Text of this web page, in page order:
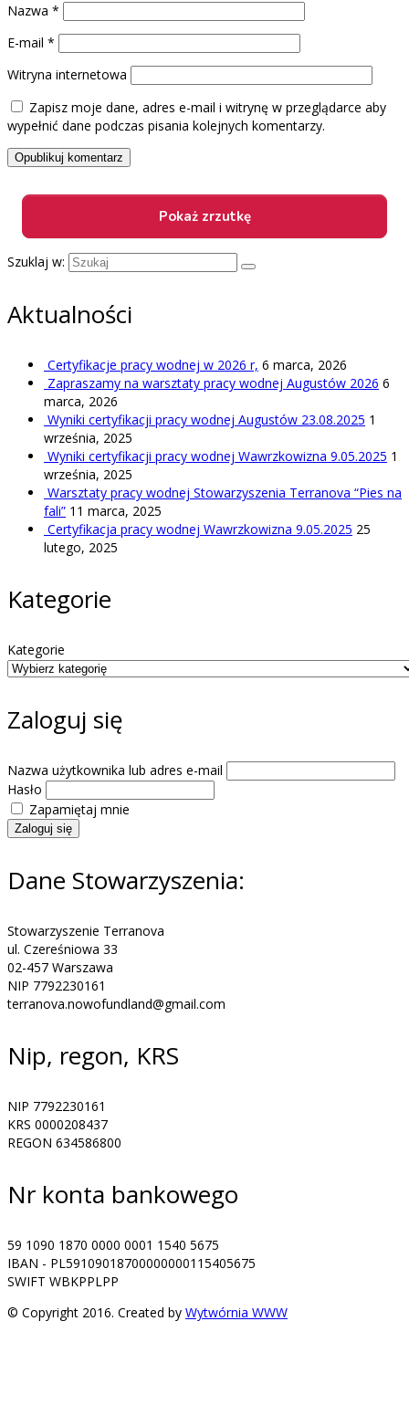
Nazwa *
E-mail *
Witryna internetowa
Zapisz moje dane, adres e-mail i witrynę w przeglądarce aby
wypełnić dane podczas pisania kolejnych komentarzy.
Szuklaj w:
Aktualności
Certyfikacje pracy wodnej w 2026 r, 6 marca, 2026
Zapraszamy na warsztaty pracy wodnej Augustów 2026 6
marca, 2026
Wyniki certyfikacji pracy wodnej Augustów 23.08.2025 1
września, 2025
Wyniki certyfikacji pracy wodnej Wawrzkowizna 9.05.2025 1
września, 2025
Warsztaty pracy wodnej Stowarzyszenia Terranova “Pies na
fali” 11 marca, 2025
Certyfikacja pracy wodnej Wawrzkowizna 9.05.2025 25
lutego, 2025
Kategorie
Kategorie
Zaloguj się
Nazwa użytkownika lub adres e-mail
Hasło
Zapamiętaj mnie
Zaloguj się
Dane Stowarzyszenia:
Stowarzyszenie Terranova
ul. Czereśniowa 33
02-457 Warszawa
NIP 7792230161
terranova.nowofundland@gmail.com
Nip, regon, KRS
NIP 7792230161
KRS 0000208437
REGON 634586800
Nr konta bankowego
59 1090 1870 0000 0001 1540 5675
IBAN - PL59109018700000000115405675
SWIFT WBKPPLPP
© Copyright 2016. Created by Wytwórnia WWW